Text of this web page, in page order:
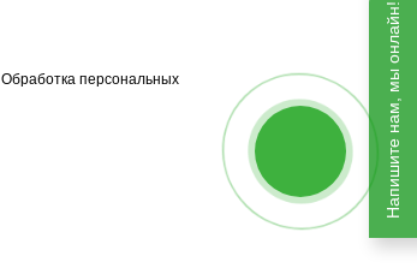
Обработка персональных
Напишите нам, мы онлайн!